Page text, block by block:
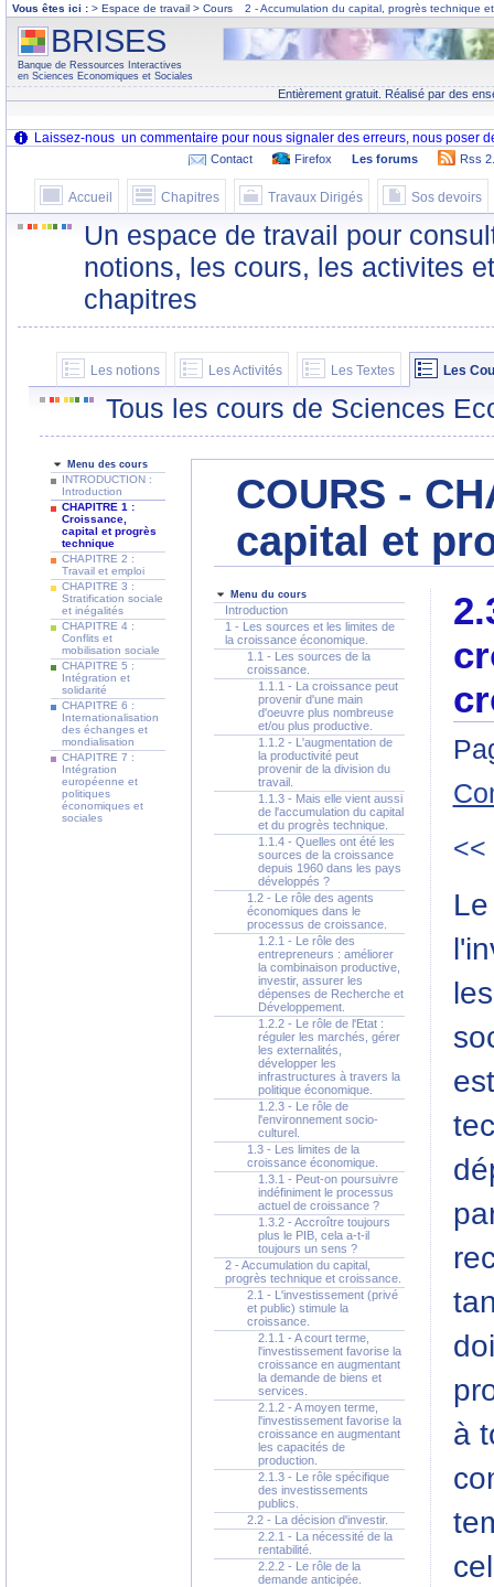
Vous êtes ici : > Espace de travail > Cours 2 - Accumulation du capital, progrès technique
BRISES
Banque de Ressources Interactives
en Sciences Economiques et Sociales
Entièrement gratuit. Réalisé par des
Contact Firefox Les forums Rss
Accueil Chapitres Travaux Dirigés Sos devoirs
Un espace de travail pour
notions, les cours, les activites
chapitres
Les notions Les Activités Les Textes Les
Tous les cours de Sciences
Menu des cours
INTRODUCTION :
Introduction
CHAPITRE 1 :
Croissance,
capital et progrès
technique
CHAPITRE 2 :
Travail et emploi
CHAPITRE 3 :
Stratification sociale
et inégalités
CHAPITRE 4 :
Conflits et
mobilisation sociale
CHAPITRE 5 :
Intégration et
solidarité
CHAPITRE 6 :
Internationalisation
des échanges et
mondialisation
CHAPITRE 7 :
Intégration
européenne et
politiques
économiques et
sociales
COURS -
capital et
Menu du cours
Introduction
1 - Les sources et les limites de
la croissance économique.
1.1 - Les sources de la
croissance.
1.1.1 - La croissance peut
provenir d'une main
d'oeuvre plus nombreuse
et/ou plus productive.
1.1.2 - L'augmentation de
la productivité peut
provenir de la division du
travail.
1.1.3 - Mais elle vient aussi
de l'accumulation du capital
et du progrès technique.
1.1.4 - Quelles ont été les
sources de la croissance
depuis 1960 dans les pays
développés ?
1.2 - Le rôle des agents
économiques dans le
processus de croissance.
1.2.1 - Le rôle des
entrepreneurs : améliorer
la combinaison productive,
investir, assurer les
dépenses de Recherche et
Développement.
1.2.2 - Le rôle de l'Etat :
réguler les marchés, gérer
les externalités,
développer les
infrastructures à travers la
politique économique.
1.2.3 - Le rôle de
l'environnement socio-
culturel.
1.3 - Les limites de la
croissance économique.
1.3.1 - Peut-on poursuivre
indéfiniment le processus
actuel de croissance ?
1.3.2 - Accroître toujours
plus le PIB, cela a-t-il
toujours un sens ?
2 - Accumulation du capital,
progrès technique et croissance.
2.1 - L'investissement (privé
et public) stimule la
croissance.
2.1.1 - A court terme,
l'investissement favorise la
croissance en augmentant
la demande de biens et
services.
2.1.2 - A moyen terme,
l'investissement favorise la
croissance en augmentant
les capacités de
production.
2.1.3 - Le rôle spécifique
des investissements
publics.
2.2 - La décision d'investir.
2.2.1 - La nécessité de la
rentabilité.
2.2.2 - Le rôle de la
demande anticipée.
<<
à